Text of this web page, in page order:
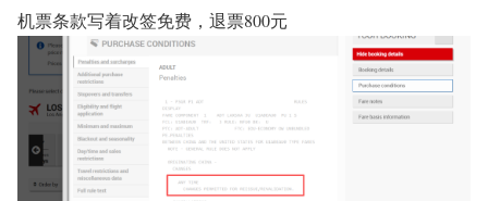
机票条款写着改签免费，退票800元